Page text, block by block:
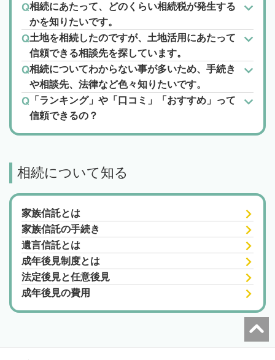
相続にあたって、どのくらい相続税が発生する
かを知りたいです。
土地を相続したのですが、土地活用にあたって
信頼できる相談先を探しています。
相続についてわからない事が多いため、手続き
や相談先、法律など色々知りたいです。
「ランキング」や「口コミ」「おすすめ」って
信頼できるの？
相続について知る
家族信託とは
家族信託の手続き
遺言信託とは
成年後見制度とは
法定後見と任意後見
成年後見の費用